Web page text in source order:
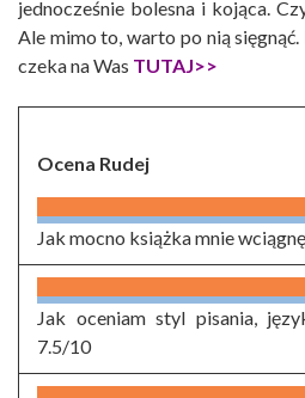
jednocześnie bolesna i kojąca.
Ale mimo to, warto po nią sięgnąć.
czeka na Was TUTAJ>>
Ocena Rudej
Jak mocno książka mnie
Jak oceniam styl pisania,
7.5/10